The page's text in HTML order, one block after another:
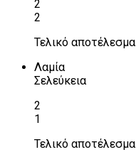
2
2
Τελικό αποτέλεσμα
Λαμία
Σελεύκεια
2
1
Τελικό αποτέλεσμα